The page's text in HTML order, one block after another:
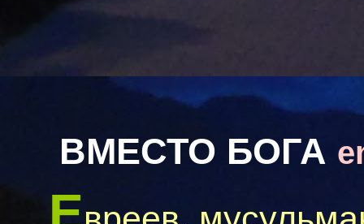
ВМЕСТО БОГА